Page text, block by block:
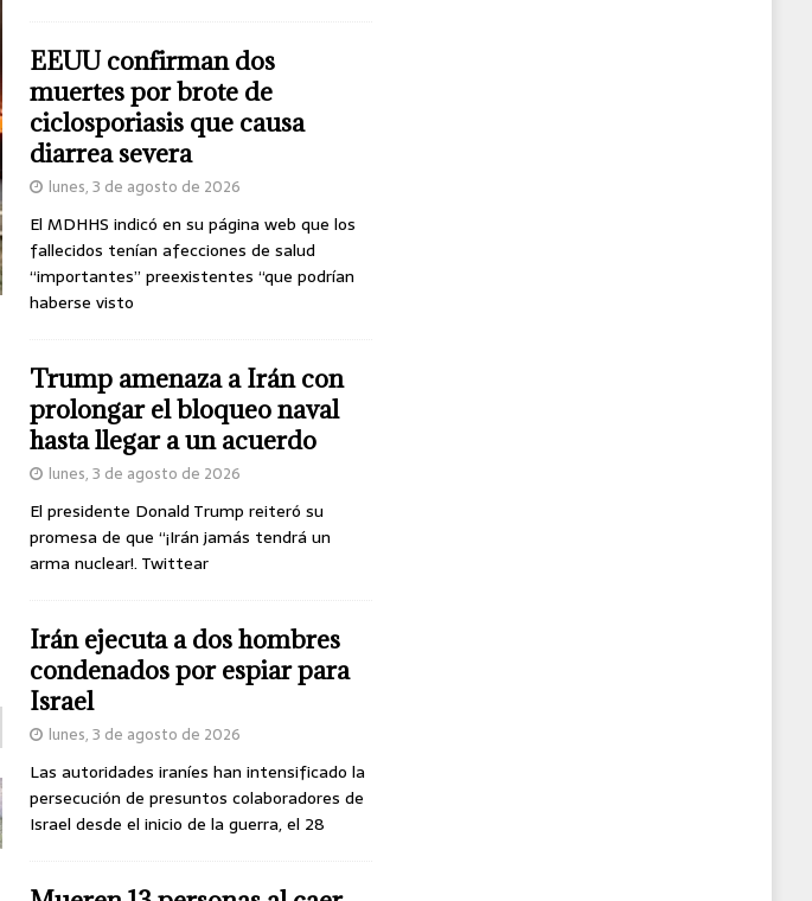
EEUU confirman dos
muertes por brote de
ciclosporiasis que causa
diarrea severa
lunes, 3 de agosto de 2026
El MDHHS indicó en su página web que los
fallecidos tenían afecciones de salud
“importantes” preexistentes “que podrían
haberse visto
Trump amenaza a Irán con
prolongar el bloqueo naval
hasta llegar a un acuerdo
lunes, 3 de agosto de 2026
El presidente Donald Trump reiteró su
promesa de que “¡Irán jamás tendrá un
arma nuclear!. Twittear
Irán ejecuta a dos hombres
condenados por espiar para
Israel
lunes, 3 de agosto de 2026
Las autoridades iraníes han intensificado la
persecución de presuntos colaboradores de
Israel desde el inicio de la guerra, el 28